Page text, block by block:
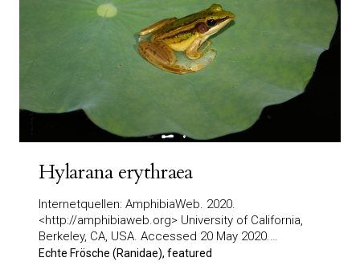
Hylarana erythraea
Internetquellen: AmphibiaWeb. 2020.
<http://amphibiaweb.org> University of California,
Berkeley, CA, USA. Accessed 20 May 2020.…
Echte Frösche (Ranidae), featured